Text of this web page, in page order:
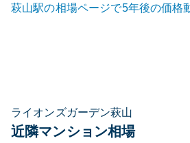
萩山駅の相場ページで5年後の価格
ライオンズガーデン萩山
近隣マンション相場